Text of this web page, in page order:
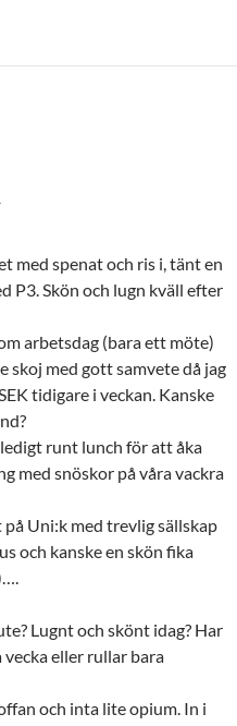
med spenat och ris i, tänt en
P3. Skön och lugn kväll efter
arbetsdag (bara ett möte)
skoj med gott samvete då jag
tidigare i veckan. Kanske
runt lunch för att åka
med snöskor på våra vackra
Uni:k med trevlig sällskap
och kanske en skön fika
Lugnt och skönt idag? Har
eller rullar bara
och inta lite opium. In i